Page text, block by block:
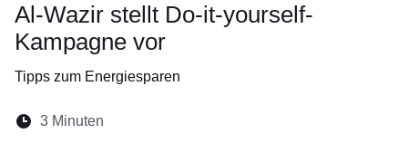
Al-Wazir stellt Do-it-yourself-
Kampagne vor
Tipps zum Energiesparen
Lesedauer:
3 Minuten